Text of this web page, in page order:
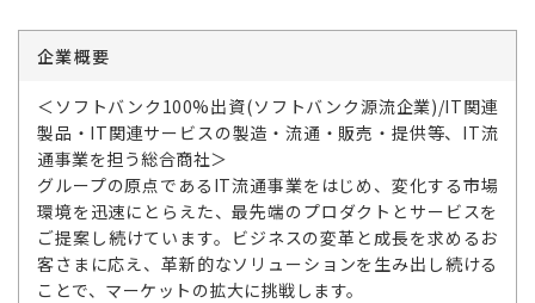
企業概要
＜ソフトバンク100%出資(ソフトバンク源流企業)/IT関連
製品・IT関連サービスの製造・流通・販売・提供等、IT流
通事業を担う総合商社＞
グループの原点であるIT流通事業をはじめ、変化する市場
環境を迅速にとらえた、最先端のプロダクトとサービスを
ご提案し続けています。ビジネスの変革と成長を求めるお
客さまに応え、革新的なソリューションを生み出し続ける
ことで、マーケットの拡大に挑戦します。